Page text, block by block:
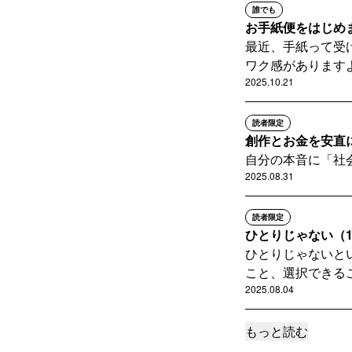
誰でも
お手紙便をはじめ
最近、手紙って受
ワク感があります
2025.10.21
読者限定
創作とお金を安
自分の本音に「社
2025.08.31
読者限定
ひとりじゃない
ひとりじゃないと
こと、選択できる
2025.08.04
読者限定
もっと読む